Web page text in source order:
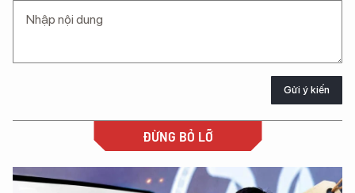
Gửi ý kiến
ĐỪNG BỎ LỠ